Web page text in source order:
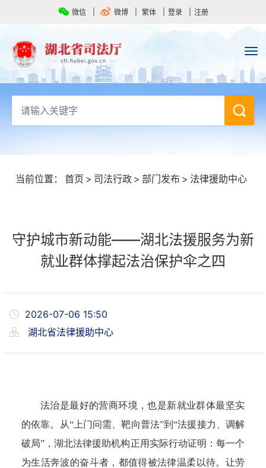
微信 微博 繁体 登录 注册
当前位置： 首页 > 司法行政 > 部门发布 > 法律援助中心
守护城市新动能——湖北法援服务为新
就业群体撑起法治保护伞之四
2026-07-06 15:50
湖北省法律援助中心
法治是最好的营商环境，也是新就业群体最坚实
的依靠。从“上门问需、靶向普法”到“法援接力、调解
破局”，湖北法律援助机构正用实际行动证明：每一个
为生活奔波的奋斗者，都值得被法律温柔以待。让劳